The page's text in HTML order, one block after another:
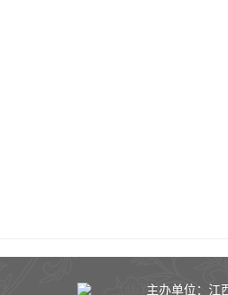
主办单位：江